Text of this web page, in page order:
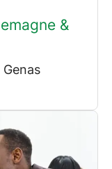
&
Genas